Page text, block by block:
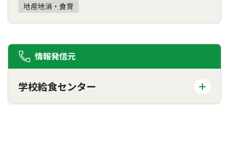
地産地消・食育
情報発信元
学校給食センター